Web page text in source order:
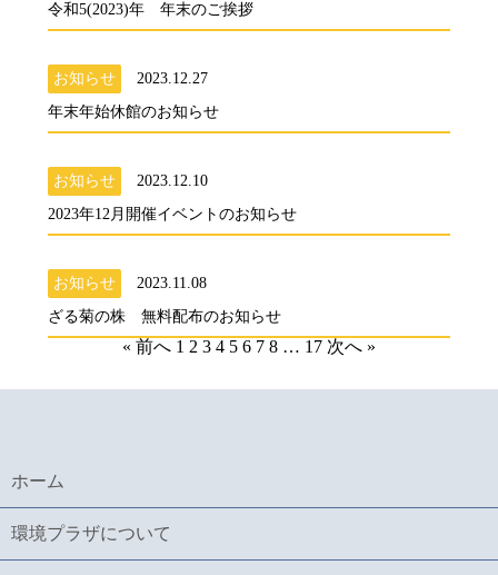
令和5(2023)年 年末のご挨拶
お知らせ
2023.12.27
年末年始休館のお知らせ
お知らせ
2023.12.10
2023年12月開催イベントのお知らせ
お知らせ
2023.11.08
ざる菊の株 無料配布のお知らせ
« 前へ 1 2 3 4 5 6 7 8 … 17 次へ »
ホーム
環境プラザについて